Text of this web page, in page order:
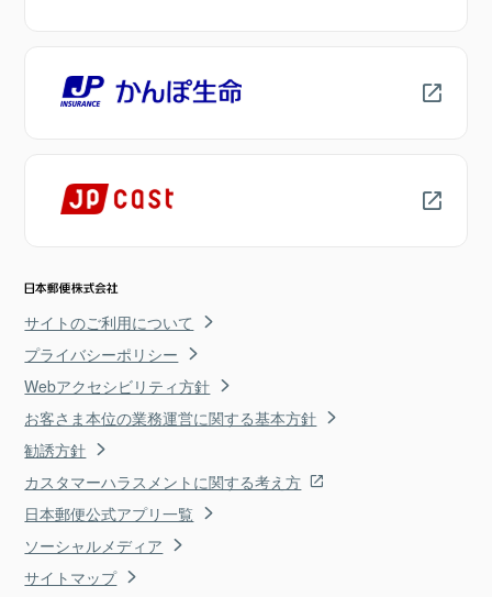
サイトのご利用について
プライバシーポリシー
Webアクセシビリティ方針
お客さま本位の業務運営に関する基本方針
勧誘方針
カスタマーハラスメントに関する考え方
日本郵便公式アプリ一覧
ソーシャルメディア
サイトマップ